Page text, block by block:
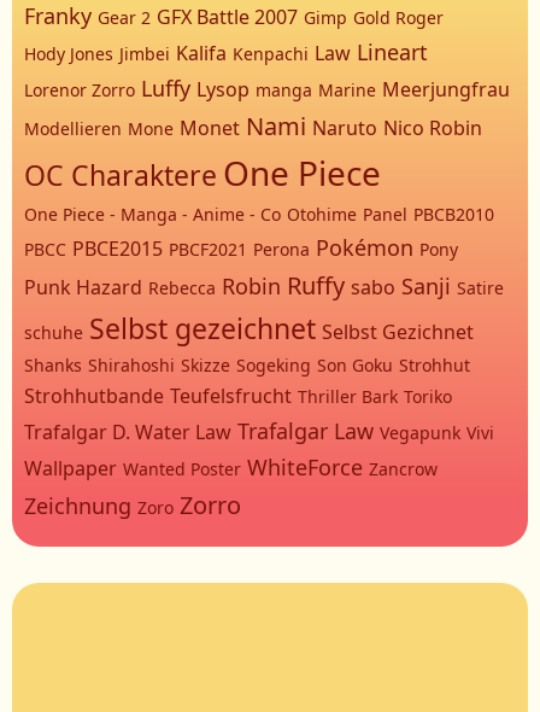
Franky Gear 2 GFX Battle 2007 Gimp Gold Roger
Hody Jones Jimbei Kalifa Kenpachi Law Lineart
Lorenor Zorro Luffy Lysop manga Marine Meerjungfrau
Modellieren Mone Monet Nami Naruto Nico Robin
OC Charaktere One Piece
One Piece - Manga - Anime - Co Otohime Panel PBCB2010
PBCC PBCE2015 PBCF2021 Perona Pokémon Pony
Punk Hazard Rebecca Robin Ruffy sabo Sanji Satire
schuhe Selbst gezeichnet Selbst Gezichnet
Shanks Shirahoshi Skizze Sogeking Son Goku Strohhut
Strohhutbande Teufelsfrucht Thriller Bark Toriko
Trafalgar D. Water Law Trafalgar Law Vegapunk Vivi
Wallpaper Wanted Poster WhiteForce Zancrow
Zeichnung Zoro Zorro